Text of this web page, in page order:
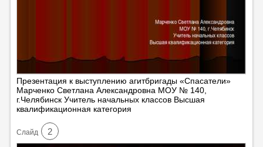
Презентация к выступлению агитбригады «Спасатели»
Марченко Светлана Александровна МОУ № 140,
г.Челябинск Учитель начальных классов Высшая
квалификационная категория
Cлайд 2